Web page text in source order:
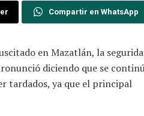
Compartir en WhatsApp
en Mazatlán, la
diciendo que se
tardados, ya que el principal